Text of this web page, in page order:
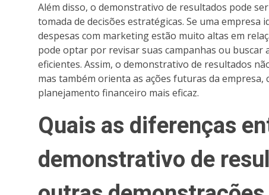
Além disso, o demonstrativo de resultados pode
tomada de decisões estratégicas. Se uma empresa
despesas com marketing estão muito altas em
pode optar por revisar suas campanhas ou buscar
eficientes. Assim, o demonstrativo de resultados
mas também orienta as ações futuras da
planejamento financeiro mais eficaz.
Quais as diferenças
demonstrativo de